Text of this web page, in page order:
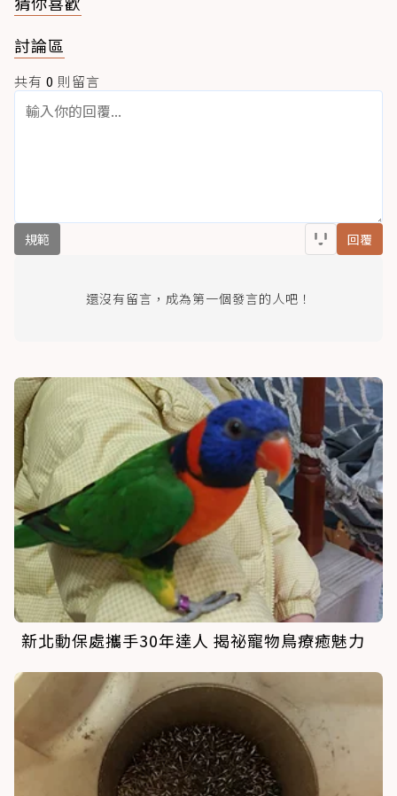
討論區
共有 0 則留言
規範 回覆
還沒有留言，成為第一個發言的人吧！
新北動保處攜手30年達人 揭祕寵物鳥療癒魅力